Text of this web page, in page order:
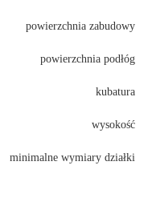
powierzchnia zabudowy
powierzchnia podłóg
kubatura
wysokość
minimalne wymiary działki